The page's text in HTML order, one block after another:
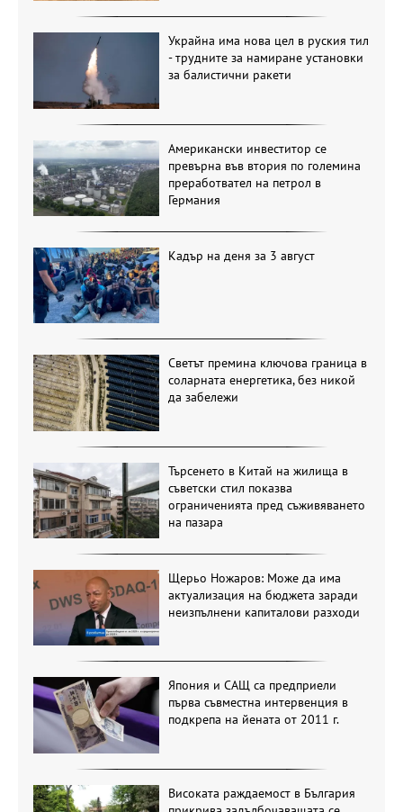
Украйна има нова цел в руския тил
- трудните за намиране установки
за балистични ракети
Американски инвеститор се
превърна във втория по големина
преработвател на петрол в
Германия
Кадър на деня за 3 август
Светът премина ключова граница в
соларната енергетика, без никой
да забележи
Търсенето в Китай на жилища в
съветски стил показва
ограниченията пред съживяването
на пазара
Щерьо Ножаров: Може да има
актуализация на бюджета заради
неизпълнени капиталови разходи
Япония и САЩ са предприели
първа съвместна интервенция в
подкрепа на йената от 2011 г.
Високата раждаемост в България